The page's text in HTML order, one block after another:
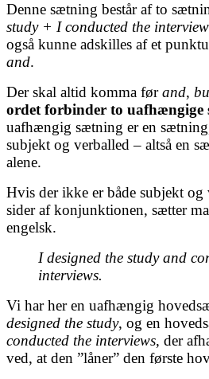
Denne sætning består af to
study + I conducted the
også kunne adskilles af et
and.
Der skal altid komma førand,
ordet forbinder to uafhængige
uafhængig sætning er en
subjekt og verballed – altså en
alene.
Hvis der ikke er både subjekt og
sider af konjunktionen, sætter
engelsk.
I designed the study and
interviews.
Vi har her en uafhængig
designed the study, og en
conducted the interviews, der
ved, at den ”låner” den første